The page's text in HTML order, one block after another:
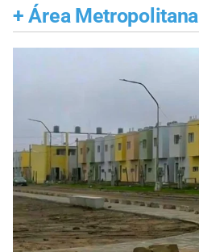
+ Área Metropolitana